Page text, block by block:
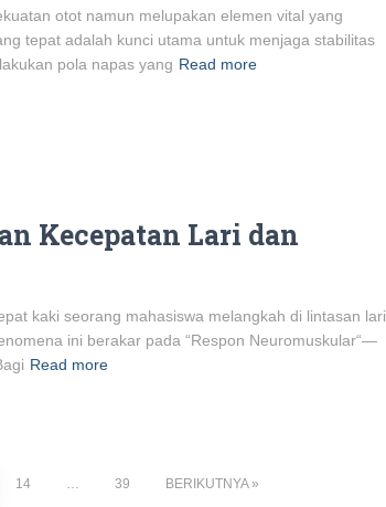
otot namun melupakan elemen vital yang
tepat adalah kunci utama untuk menjaga stabilitas
pola napas yang Read more
Kecepatan Lari dan
kaki seorang mahasiswa melangkah di lintasan lari
ini berakar pada “Respon Neuromuskular“—
Read more
14 … 39 BERIKUTNYA